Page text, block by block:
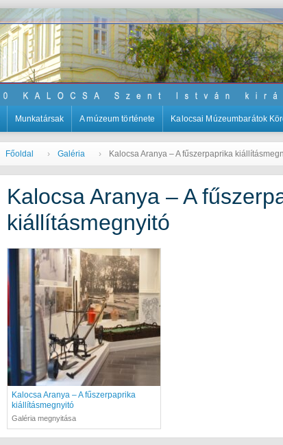
Munkatársak A múzeum története Kalocsai Múzeumbarátok
Főoldal Galéria Kalocsa Aranya – A fűszerpaprika
Kalocsa Aranya – A
kiállításmegnyitó
Kalocsa Aranya – A fűszerpaprika
kiállításmegnyitó
Galéria megnyitása